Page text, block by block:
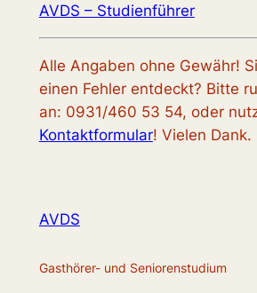
AVDS – Studienführer
Alle Angaben ohne Gewähr!
einen Fehler entdeckt? Bitte
an: 0931/460 53 54, oder
Kontaktformular! Vielen Dank.
AVDS
Gasthörer- und Seniorenstudium